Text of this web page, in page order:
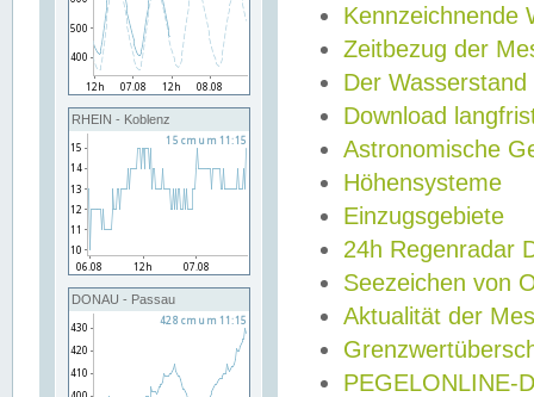
RHEIN - Koblenz
DONAU - Passau
Kennzeichnende
Zeitbezug der
Der Wasserstand
Download
Astronomische
Höhensysteme
Einzugsgebiete
24h Regenradar
Seezeichen von
Aktualität der
PEGELONLINE-